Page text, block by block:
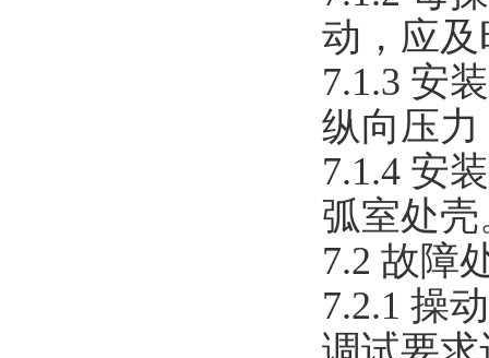
动，应
7.1.3 安
纵向压
7.1.4 安
弧室处壳
7.2 故障
7.2.1 操